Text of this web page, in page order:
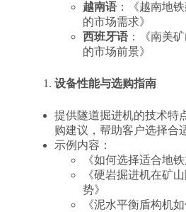
越南语：《越南地
的市场需求》
西班牙语：《南美
的市场前景》
设备性能与选购指南
提供隧道掘进机的技术特
购建议，帮助客户选择合
示例内容：
《如何选择适合地
《硬岩掘进机在矿
势》
《泥水平衡盾构机